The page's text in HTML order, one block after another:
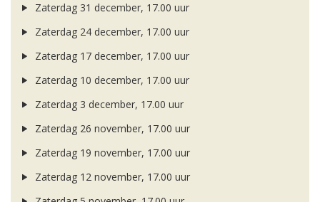
Zaterdag 31 december, 17.00 uur
Zaterdag 24 december, 17.00 uur
Zaterdag 17 december, 17.00 uur
Zaterdag 10 december, 17.00 uur
Zaterdag 3 december, 17.00 uur
Zaterdag 26 november, 17.00 uur
Zaterdag 19 november, 17.00 uur
Zaterdag 12 november, 17.00 uur